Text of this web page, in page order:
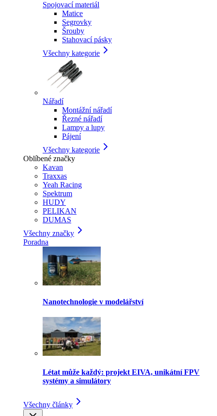
Spojovací materiál
Matice
Segrovky
Šrouby
Stahovací pásky
Všechny kategorie
Nářadí
Montážní nářadí
Řezné nářadí
Lampy a lupy
Pájení
Všechny kategorie
Oblíbené značky
Kavan
Traxxas
Yeah Racing
Spektrum
HUDY
PELIKAN
DUMAS
Všechny značky
Poradna
Nanotechnologie v modelářství
Létat může každý: projekt EIVA, unikátní FPV
systémy a simulátory
Všechny články